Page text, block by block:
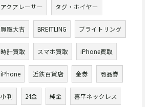
アクアレーサー タグ・ホイヤー
買取大吉 BREITLING ブライトリング
時計買取 スマホ買取 iPhone買取
iPhone 近鉄百貨店 金券 商品券
小判 24金 純金 喜平ネックレス